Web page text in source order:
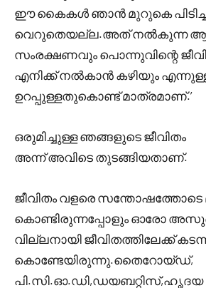
ഈ കൈകൾ ഞാൻ മുറുകെ
വെറുതെയല്ല.അത് നൽകുന്ന
സംരക്ഷണവും പൊന്നുവിന്റെ
എനിക്ക് നൽകാൻ കഴിയും
ഉറപ്പുള്ളതുകൊണ്ട് മാത്രമാണ്.’
ഒരുമിച്ചുള്ള ഞങ്ങളുടെ ജീവിതം
അന്ന് അവിടെ തുടങ്ങിയതാണ്.
ജീവിതം വളരെ സന്തോഷത്തോടെ
കൊണ്ടിരുന്നപ്പോളും ഓരോ
വില്ലനായി ജീവിതത്തിലേക്ക്
കൊണ്ടേയിരുന്നു.തൈറോയ്ഡ്,
പി.സി.ഓ.ഡി,ഡയബറ്റിസ്,ഹൃദയ